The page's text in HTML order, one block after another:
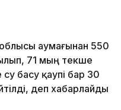
облысы аумағынан 550
71 мың текше
басу қаупі бар 30
деп хабарлайды